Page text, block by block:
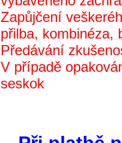
Zapůjčení
přilba, kombinéza,
Předávání
V případě
seskok